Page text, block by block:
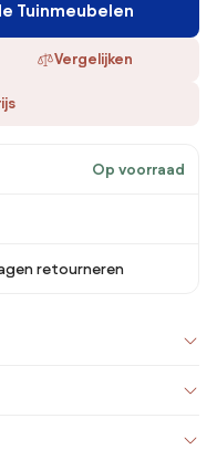
Tuinmeubelen
Vergelijken
Op voorraad
retourneren